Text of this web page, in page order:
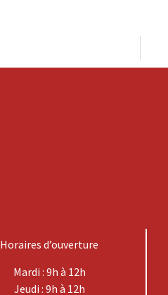
Horaires d’ouverture
Mardi : 9h à 12h
Jeudi : 9h à 12h